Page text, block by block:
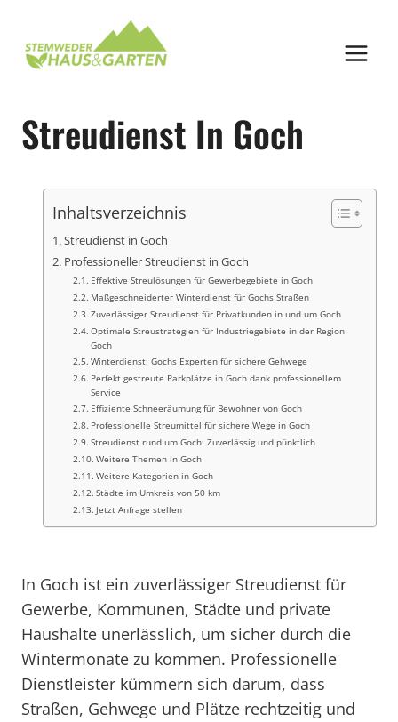
springen
Streudienst In Goch
Inhaltsverzeichnis
Streudienst in Goch
Professioneller Streudienst in Goch
Effektive Streulösungen für Gewerbegebiete in Goch
Maßgeschneiderter Winterdienst für Gochs Straßen
Zuverlässiger Streudienst für Privatkunden in und um Goch
Optimale Streustrategien für Industriegebiete in der Region
Goch
Winterdienst: Gochs Experten für sichere Gehwege
Perfekt gestreute Parkplätze in Goch dank professionellem
Service
Effiziente Schneeräumung für Bewohner von Goch
Professionelle Streumittel für sichere Wege in Goch
Streudienst rund um Goch: Zuverlässig und pünktlich
Weitere Themen in Goch
Weitere Kategorien in Goch
Städte im Umkreis von 50 km
Jetzt Anfrage stellen
In Goch ist ein zuverlässiger Streudienst für
Gewerbe, Kommunen, Städte und private
Haushalte unerlässlich, um sicher durch die
Wintermonate zu kommen. Professionelle
Dienstleister kümmern sich darum, dass
Straßen, Gehwege und Plätze rechtzeitig und